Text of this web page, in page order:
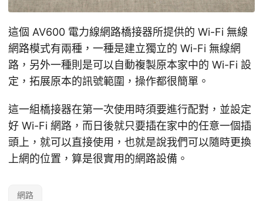
這個 AV600 電力線網路橋接器所提供的 Wi-Fi 無線
網路模式有兩種，一種是建立獨立的 Wi-Fi 無線網
路，另外一種則是可以自動複製原本家中的 Wi-Fi 設
定，拓展原本的訊號範圍，操作都很簡單。
這一組橋接器在第一次使用時須要進行配對，並設定
好 Wi-Fi 網路，而日後就只要插在家中的任意一個插
頭上，就可以直接使用，也就是說我們可以隨時更換
上網的位置，算是很實用的網路設備。
網路